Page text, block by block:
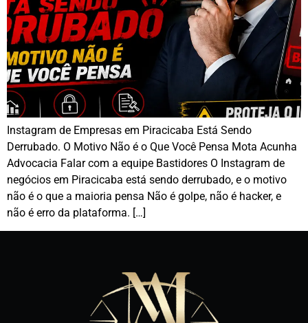
Instagram de Empresas em Piracicaba Está Sendo
Derrubado. O Motivo Não é o Que Você Pensa Mota Acunha
Advocacia Falar com a equipe Bastidores O Instagram de
negócios em Piracicaba está sendo derrubado, e o motivo
não é o que a maioria pensa Não é golpe, não é hacker, e
não é erro da plataforma. […]